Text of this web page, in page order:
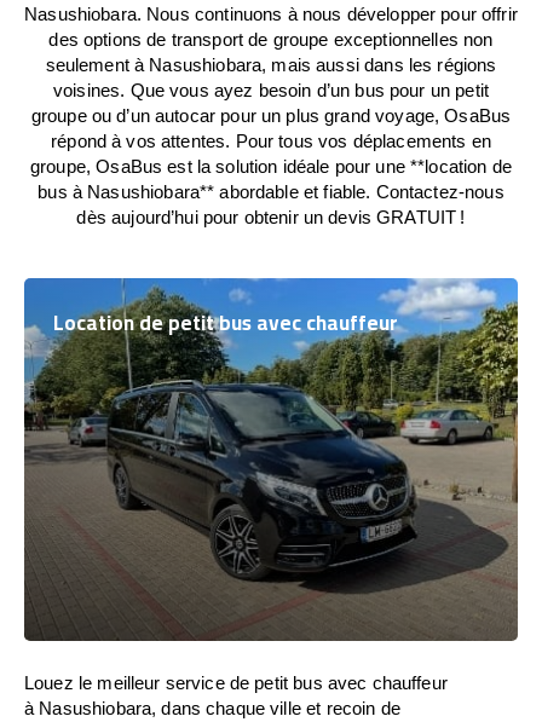
Nasushiobara. Nous continuons à nous développer pour offrir
des options de transport de groupe exceptionnelles non
seulement à Nasushiobara, mais aussi dans les régions
voisines. Que vous ayez besoin d’un bus pour un petit
groupe ou d’un autocar pour un plus grand voyage, OsaBus
répond à vos attentes. Pour tous vos déplacements en
groupe, OsaBus est la solution idéale pour une **location de
bus à Nasushiobara** abordable et fiable. Contactez-nous
dès aujourd’hui pour obtenir un devis GRATUIT !
Location de petit bus avec chauffeur
Louez le meilleur service de petit bus avec chauffeur
à Nasushiobara, dans chaque ville et recoin de